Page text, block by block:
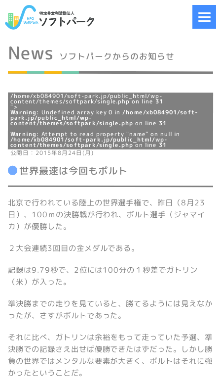
News ソフトパークからのお知らせ
/home/xb084901/soft-park.jp/public_html/wp-
content/themes/softpark/single.php on line 31
">
Warning: Undefined array key 0 in/home/xb084901/soft-
park.jp/public_html/wp-
content/themes/softpark/single.php on line 31
Warning: Attempt to read property "name" on null in
/home/xb084901/soft-park.jp/public_html/wp-
content/themes/softpark/single.php on line 31
公開日：2015年8月24日(月)
世界最速は今回もボルト
北京で行われている陸上の世界選手権で、昨日（8月23
日）、100ｍの決勝戦が行われ、ボルト選手（ジャマイ
カ）が優勝した。
２大会連続3回目の金メダルである。
記録は9.79秒で、2位には100分の１秒差でガトリン
（米）が入った。
準決勝までの走りを見ていると、勝てるようには見えなか
ったが、さすがボルトであった。
それに比べ、ガトリンは余裕をもって走っていた予選、準
決勝での記録さえ出せば優勝できたはずだった。しかし勝
負の世界ではメンタルな要素が大きく、ボルトはそれに強
かったということだ。